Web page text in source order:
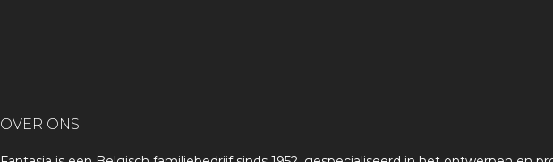
OVER ONS